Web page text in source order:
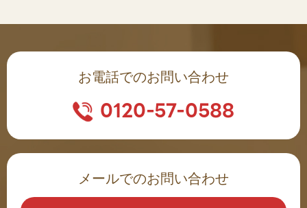
お電話でのお問い合わせ
0120-57-0588
メールでのお問い合わせ